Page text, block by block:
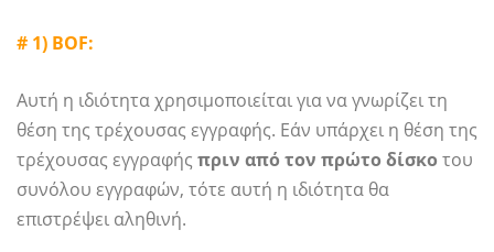
# 1) BOF:
Αυτή η ιδιότητα χρησιμοποιείται για να γνωρίζει τη
θέση της τρέχουσας εγγραφής. Εάν υπάρχει η θέση της
τρέχουσας εγγραφήςπριν από τον πρώτο δίσκο του
συνόλου εγγραφών, τότε αυτή η ιδιότητα θα
επιστρέψει αληθινή.